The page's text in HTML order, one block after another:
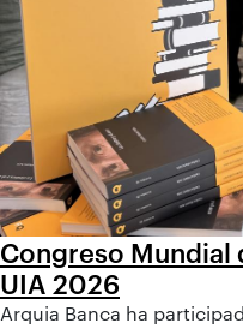
Congreso Mundial
UIA 2026
Arquia Banca ha